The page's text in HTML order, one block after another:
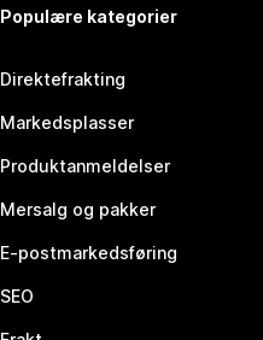
Populære kategorier
Direktefrakting
Markedsplasser
Produktanmeldelser
Mersalg og pakker
E-postmarkedsføring
SEO